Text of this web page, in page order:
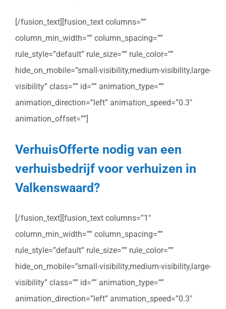
[/fusion_text][fusion_text columns=””
column_min_width=”” column_spacing=””
rule_style=”default” rule_size=”” rule_color=””
hide_on_mobile=”small-visibility,medium-visibility,large-
visibility” class=”” id=”” animation_type=””
animation_direction=”left” animation_speed=”0.3″
animation_offset=””]
VerhuisOfferte nodig van een
verhuisbedrijf voor verhuizen in
Valkenswaard?
[/fusion_text][fusion_text columns=”1″
column_min_width=”” column_spacing=””
rule_style=”default” rule_size=”” rule_color=””
hide_on_mobile=”small-visibility,medium-visibility,large-
visibility” class=”” id=”” animation_type=””
animation_direction=”left” animation_speed=”0.3″